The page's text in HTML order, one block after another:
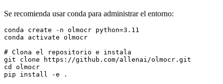
Se recomienda usar conda para administrar el entorno:
conda create -n olmocr python=3.11
conda activate olmocr
# Clona el repositorio e instala
git clone https://github.com/allenai/olmocr.git
cd olmocr